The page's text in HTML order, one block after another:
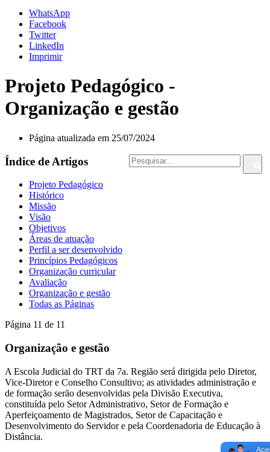
WhatsApp
Facebook
Twitter
LinkedIn
Imprimir
Projeto Pedagógico -
Organização e gestão
Página atualizada em 25/07/2024
Índice de Artigos
Projeto Pedagógico
Histórico
Missão
Visão
Objetivos
Áreas de atuação
Perfil a ser desenvolvido
Princípios Pedagógicos
Organização curricular
Avaliação
Organização e gestão
Todas as Páginas
Página 11 de 11
Organização e gestão
A Escola Judicial do TRT da 7a. Região será dirigida pelo Diretor,
Vice-Diretor e Conselho Consultivo; as atividades administração e
de formação serão desenvolvidas pela Divisão Executiva,
constituída pelo Setor Administrativo, Setor de Formação e
Aperfeiçoamento de Magistrados, Setor de Capacitação e
Desenvolvimento do Servidor e pela Coordenadoria de Educação à
Distância.